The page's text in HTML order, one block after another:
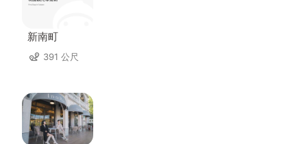
新南町
391 公尺